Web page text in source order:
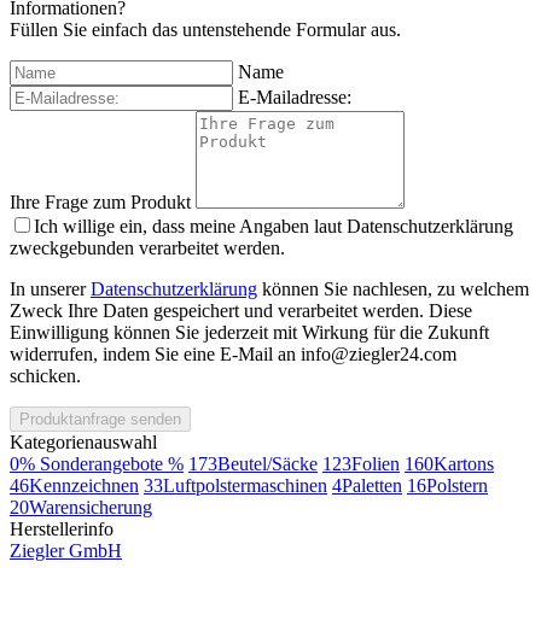
Informationen?
Füllen Sie einfach das untenstehende Formular aus.
Name
E-Mailadresse:
Ihre Frage zum Produkt
Ich willige ein, dass meine Angaben laut Datenschutzerklärung
zweckgebunden verarbeitet werden.
In unsererDatenschutzerklärung können Sie nachlesen, zu welchem
Zweck Ihre Daten gespeichert und verarbeitet werden. Diese
Einwilligung können Sie jederzeit mit Wirkung für die Zukunft
widerrufen, indem Sie eine E-Mail an info@ziegler24.com
schicken.
Produktanfrage senden
Kategorienauswahl
0% Sonderangebote % 173Beutel/Säcke 123Folien 160Kartons
46Kennzeichnen 33Luftpolstermaschinen 4Paletten 16Polstern
20Warensicherung
Herstellerinfo
Ziegler GmbH